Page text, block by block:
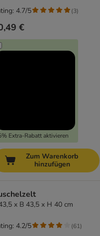
€
Extra-Rabatt aktivieren
4.7/5 (3)
Zum Warenkorb
hinzufügen
x B 43,5 x H 40 cm
4.2/5 (61)